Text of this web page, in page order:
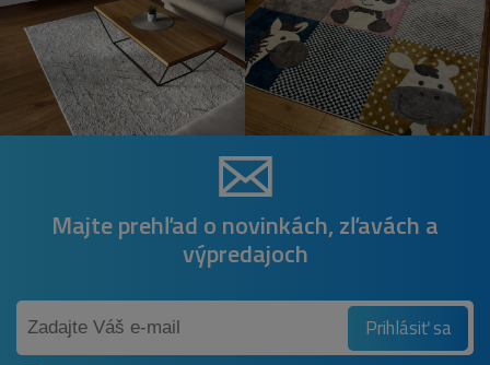
Majte prehľad o novinkách, zľavách a
výpredajoch
Prihlásiť sa